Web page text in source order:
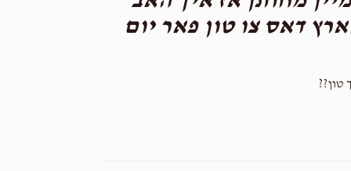
דאס צו טון פאר יום
טון??